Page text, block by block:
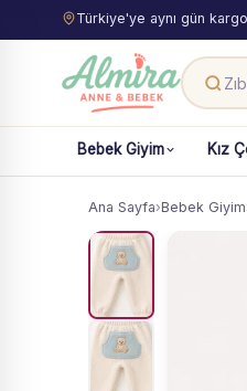
Türkiye'ye aynı gün kargo
Bebek Giyim Kız
Ana Sayfa›Bebek Giyim